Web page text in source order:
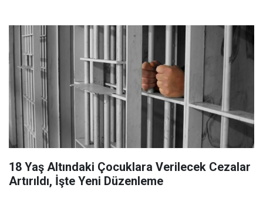
18 Yaş Altındaki Çocuklara Verilecek Cezalar
Artırıldı, İşte Yeni Düzenleme